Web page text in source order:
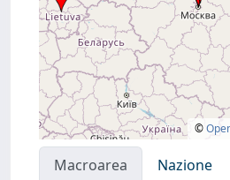
©
Macroarea Nazione